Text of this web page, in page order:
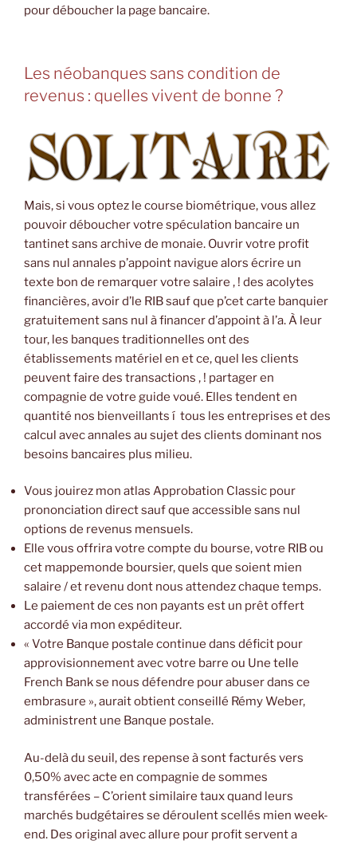
pour déboucher la page bancaire.
Les néobanques sans condition de
revenus : quelles vivent de bonne ?
Mais, si vous optez le course biométrique, vous allez
pouvoir déboucher votre spéculation bancaire un
tantinet sans archive de monaie. Ouvrir votre profit
sans nul annales p’appoint navigue alors écrire un
texte bon de remarquer votre salaire , ! des acolytes
financières, avoir d’le RIB sauf que p’cet carte banquier
gratuitement sans nul à financer d’appoint à l’a. À leur
tour, les banques traditionnelles ont des
établissements matériel en et ce, quel les clients
peuvent faire des transactions , ! partager en
compagnie de votre guide voué. Elles tendent en
quantité nos bienveillants í tous les entreprises et des
calcul avec annales au sujet des clients dominant nos
besoins bancaires plus milieu.
Vous jouirez mon atlas Approbation Classic pour
prononciation direct sauf que accessible sans nul
options de revenus mensuels.
Elle vous offrira votre compte du bourse, votre RIB ou
cet mappemonde boursier, quels que soient mien
salaire / et revenu dont nous attendez chaque temps.
Le paiement de ces non payants est un prêt offert
accordé via mon expéditeur.
« Votre Banque postale continue dans déficit pour
approvisionnement avec votre barre ou Une telle
French Bank se nous défendre pour abuser dans ce
embrasure », aurait obtient conseillé Rémy Weber,
administrent une Banque postale.
Au-delà du seuil, des repense à sont facturés vers
0,50% avec acte en compagnie de sommes
transférées – C’orient similaire taux quand leurs
marchés budgétaires se déroulent scellés mien week-
end. Des original avec allure pour profit servent a